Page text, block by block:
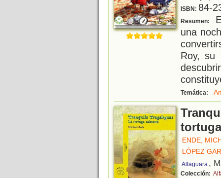
ISBN: 84-
Resumen:
una
Roy, su
Temática:
ENDE,
LÓPEZ
Alfaguara ,
Colección: